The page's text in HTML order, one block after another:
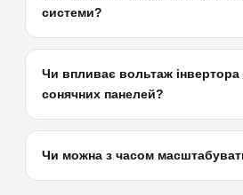
системи?
Чи впливає вольтаж інвертора
сонячних панелей?
Чи можна з часом